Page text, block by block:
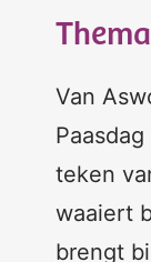
Van
teken
waaiert
brengt